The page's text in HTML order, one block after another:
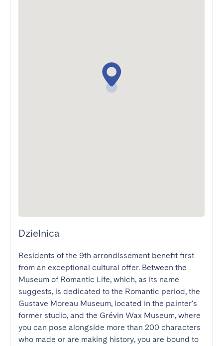
Dzielnica
Residents of the 9th arrondissement benefit first
from an exceptional cultural offer. Between the
Museum of Romantic Life, which, as its name
suggests, is dedicated to the Romantic period, the
Gustave Moreau Museum, located in the painter's
former studio, and the Grévin Wax Museum, where
you can pose alongside more than 200 characters
who made or are making history, you are bound to